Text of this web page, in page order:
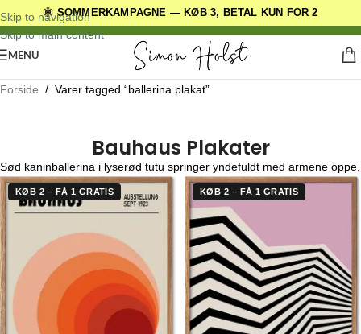
🌞 SOMMERKAMPAGNE — KØB 3, BETAL KUN FOR 2
Skip to navigation
Skip to main content
DANSKE ORIGINALE DESIGNS
MENU
Forside / Varer tagged “ballerina plakat”
Bauhaus Plakater
Sød kaninballerina i lyserød tutu springer yndefuldt med armene oppe.
KØB 2 – FÅ 1 GRATIS KØB 2 – FÅ 1 GRATIS